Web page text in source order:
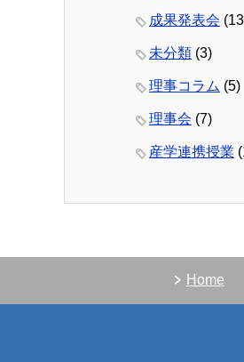
成果発表会
未分類 (3)
理事コラム (5)
理事会 (7)
産学連携授業
Home